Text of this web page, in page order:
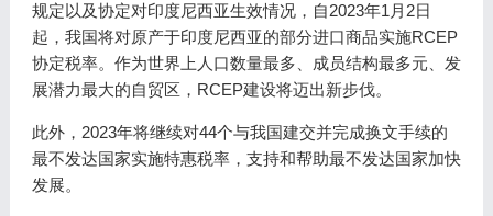
规定以及协定对印度尼西亚生效情况，自2023年1月2日
起，我国将对原产于印度尼西亚的部分进口商品实施RCEP
协定税率。作为世界上人口数量最多、成员结构最多元、发
展潜力最大的自贸区，RCEP建设将迈出新步伐。
此外，2023年将继续对44个与我国建交并完成换文手续的
最不发达国家实施特惠税率，支持和帮助最不发达国家加快
发展。